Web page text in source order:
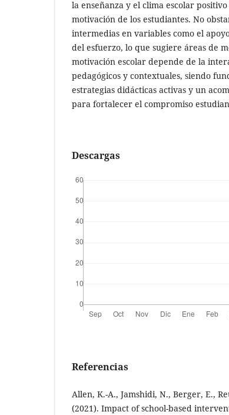
la enseñanza y el clima escolar
motivación de los estudiantes. No
intermedias en variables como el
del esfuerzo, lo que sugiere áreas de
motivación escolar depende de la
pedagógicos y contextuales, siendo
estrategias didácticas activas y un
para fortalecer el compromiso
Descargas
Referencias
Allen, K.-A., Jamshidi, N., Berger, E.,
(2021). Impact of school-based